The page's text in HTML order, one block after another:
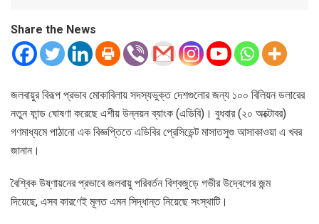
Share the News
জলবায়ুর বিরূপ প্রভাব মোকাবিলায় সদস্যভুক্ত দেশগুলোর জন্য ১০০ বিলিয়ন ডলারের
নতুন ফান্ড ঘোষণা করেছে এশীয় উন্নয়ন ব্যাংক (এডিবি)। বুধবার (২০ অক্টোবর)
গণমাধ্যমে পাঠানো এক বিজ্ঞপ্তিতে এডিবির প্রেসিডেন্ট মাসাতসুগু আসাকাওয়া এ খবর
জানান।
বৈশ্বিক উষ্ণায়নের প্রভাবে জলবায়ু পরিবর্তন বিশ্বজুড়ে গভীর উদ্বেগের জন্ম
দিয়েছে, এসব কারণেই মূলত এমন সিদ্ধান্ত নিয়েছে সংস্থাটি।